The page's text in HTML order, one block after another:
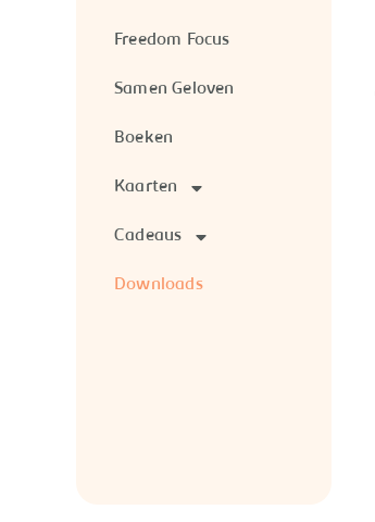
Freedom Focus
Samen Geloven
Boeken
Kaarten
Cadeaus
Downloads